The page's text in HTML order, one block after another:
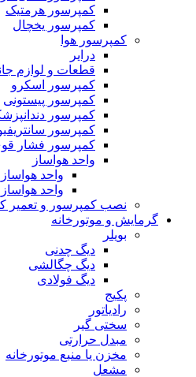
کمپرسور هرمتیک
کمپرسور یخچال
کمپرسور هوا
درایر
قطعات و لوازم
کمپرسور اسکرو
کمپرسور پیستونی
کمپرسور
کمپرسور
کمپرسور فشار
واحد هواساز
واحد
واحد
نصب کمپرسور و تعمیر
گرمایش و موتورخانه
بویلر
دیگ چدنی
دیگ چگالشی
دیگ فولادی
پکیج
رادیاتور
سختی گیر
مبدل حرارتی
مخزن یا منبع موتورخانه
مشعل